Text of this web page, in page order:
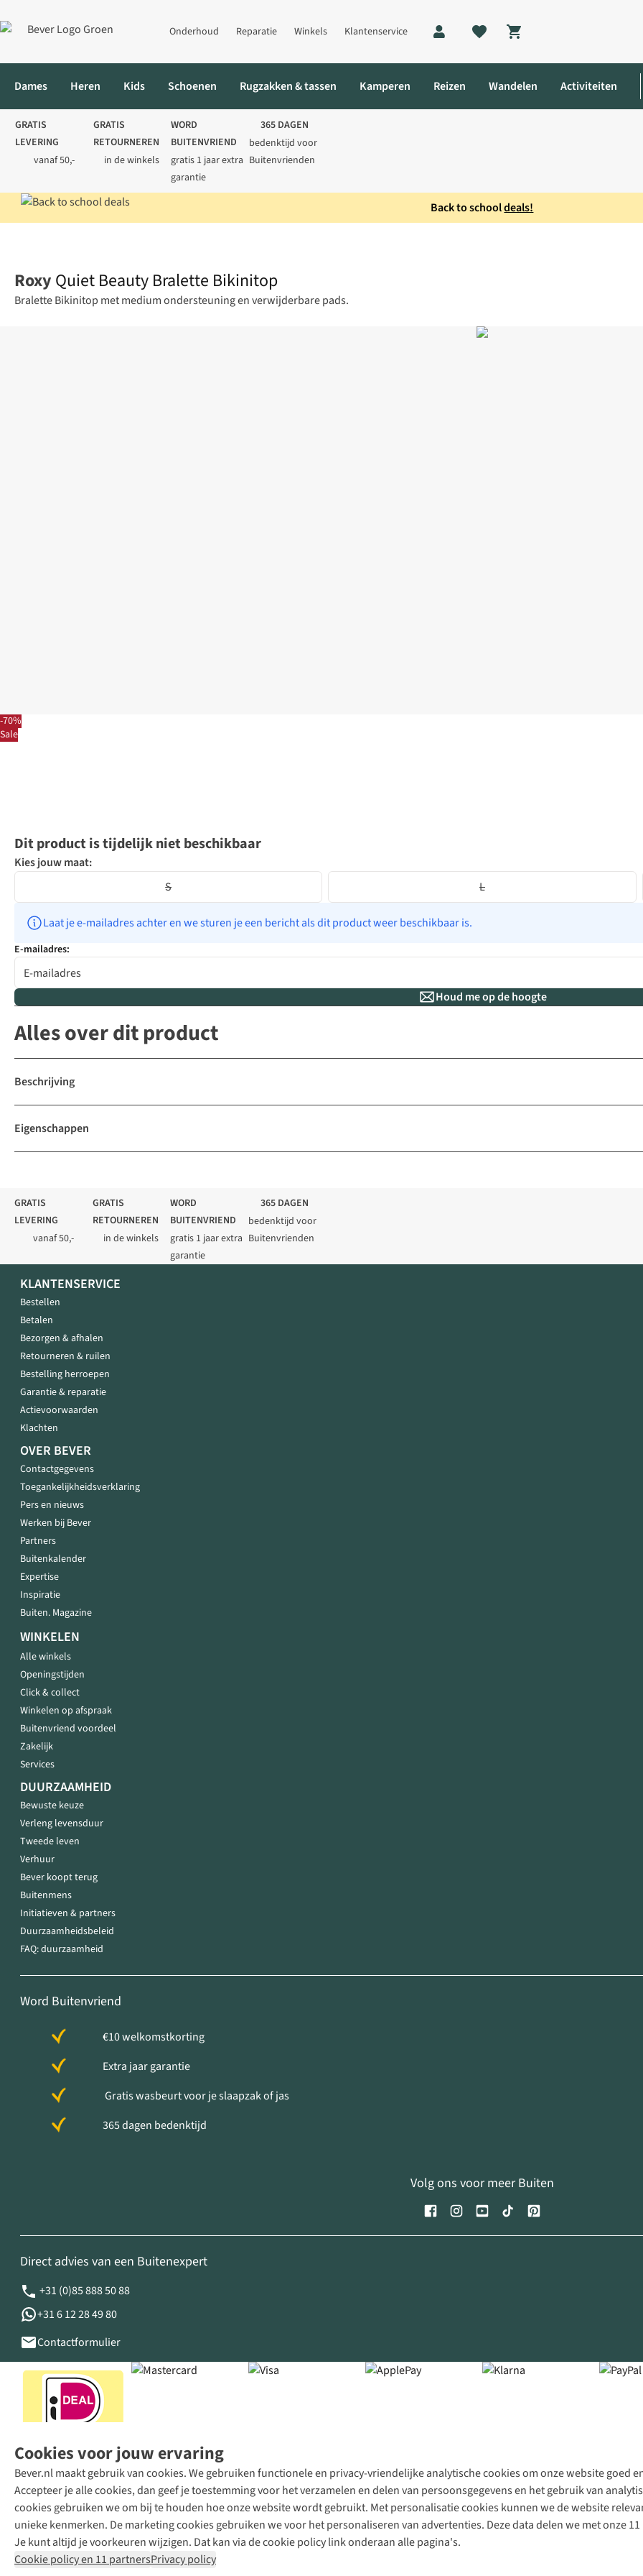
Onderhoud Reparatie Winkels Klantenservice
Shopping cart
Dames Heren Kids Schoenen Rugzakken & tassen Kamperen Reizen Wandelen Activiteiten
GRATIS
LEVERING
vanaf 50,-
GRATIS
RETOURNEREN
in de winkels
WORD
BUITENVRIEND
gratis 1 jaar extra
garantie
365 DAGEN
bedenktijd voor
Buitenvrienden
Back to schooldeals!
-70%
Sale
Roxy Quiet Beauty Bralette Bikinitop
Bralette Bikinitop met medium ondersteuning en verwijderbare pads.
Dit product is tijdelijk niet beschikbaar
Kies jouw maat:
S
L
Laat je e-mailadres achter en we sturen je een bericht als dit product weer beschikbaar is.
E-mailadres:
Houd me op de hoogte
Alles over dit product
Beschrijving
Eigenschappen
Cookies voor jouw ervaring
Bever.nl maakt gebruik van cookies. We gebruiken functionele en privacy-vriendelijke analytische cookies om onze website goed
Accepteer je alle cookies, dan geef je toestemming voor het verzamelen en delen van persoonsgegevens en het gebruik van
cookies gebruiken we om bij te houden hoe onze website wordt gebruikt. Met personalisatie cookies kunnen we de website
unieke kenmerken. De marketing cookies gebruiken we voor het personaliseren van advertenties. Deze data delen we met onze
Je kunt altijd je voorkeuren wijzigen. Dat kan via de cookie policy link onderaan alle pagina's.
Cookie policy en 11 partnersPrivacy policy
GRATIS
LEVERING
vanaf 50,-
GRATIS
RETOURNEREN
in de winkels
WORD
BUITENVRIEND
gratis 1 jaar extra
garantie
365 DAGEN
bedenktijd voor
Buitenvrienden
KLANTENSERVICE
Bestellen
Betalen
Bezorgen & afhalen
Retourneren & ruilen
Bestelling herroepen
Garantie & reparatie
Actievoorwaarden
Klachten
OVER BEVER
Contactgegevens
Toegankelijkheidsverklaring
Pers en nieuws
Werken bij Bever
Partners
Buitenkalender
Expertise
Inspiratie
Buiten. Magazine
WINKELEN
Alle winkels
Openingstijden
Click & collect
Winkelen op afspraak
Buitenvriend voordeel
Zakelijk
Services
DUURZAAMHEID
Bewuste keuze
Verleng levensduur
Tweede leven
Verhuur
Bever koopt terug
Buitenmens
Initiatieven & partners
Duurzaamheidsbeleid
FAQ: duurzaamheid
Word Buitenvriend
€10 welkomstkorting
Extra jaar garantie
Gratis wasbeurt voor je slaapzak of jas
365 dagen bedenktijd
Volg ons voor meer Buiten
Direct advies van een Buitenexpert
+31 (0)85 888 50 88
+31 6 12 28 49 80
Contactformulier